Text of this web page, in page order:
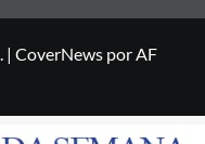
| CoverNewspor AF